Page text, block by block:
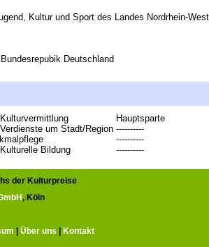
Kultur und Sport des Landes Nordrhein-
Deutschland
Hauptsparte
um Stadt/Region ----------
----------
Bildung
----------
der Kulturpreise
, Köln
| Über uns | Kontakt